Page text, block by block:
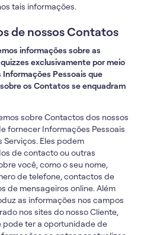
tais informações.
de nossos Contatos
informações sobre as
exclusivamente por meio
Informações Pessoais que
os Contatos se enquadram
sobre Contactos dos nossos
fornecer Informações Pessoais
Eles podem
de contacto ou outras
você, como o seu nome,
de telefone, contactos de
de mensageiros online. Além
as informações nos campos
nos sites do nosso Cliente,
pode ter a oportunidade de